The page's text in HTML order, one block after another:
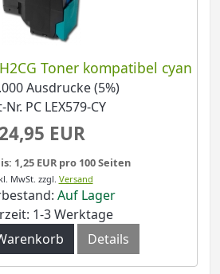
Toner kompatibel cyan
Ausdrucke (5%)
Nr. PC LEX579-CY
24,95 EUR
1,25 EUR pro 100 Seiten
MwSt. zzgl. Versand
Auf Lager
1-3 Werktage
Details